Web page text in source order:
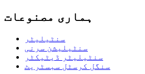
ہماری مصنوعات
سنٹیلیٹر
سنٹیلیشن سرنی
سنٹیلیٹر ڈیٹیکٹر
سنگل کرسٹل سبسٹریٹ